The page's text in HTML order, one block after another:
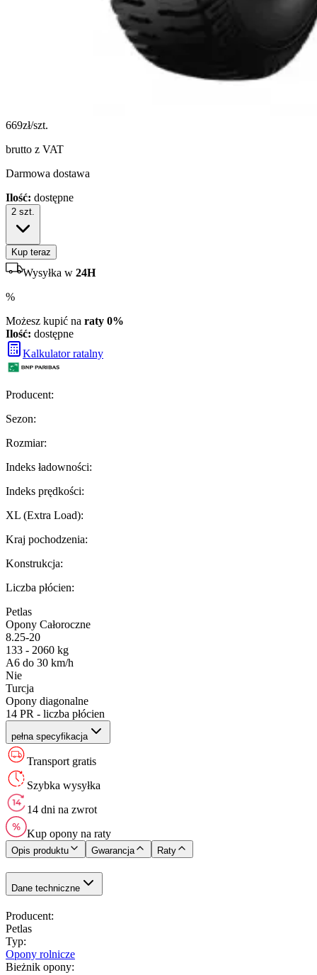
669zł/szt.
brutto z VAT
Darmowa dostawa
Ilość: dostępne
2 szt.
Kup teraz
Wysyłka w 24H
%
Możesz kupić na raty 0%
Ilość: dostępne
Kalkulator ratalny
Producent:
Sezon:
Rozmiar:
Indeks ładowności:
Indeks prędkości:
XL (Extra Load):
Kraj pochodzenia:
Konstrukcja:
Liczba płócien:
Petlas
Opony Całoroczne
8.25-20
133 - 2060 kg
A6 do 30 km/h
Nie
Turcja
Opony diagonalne
14 PR - liczba płócien
pełna specyfikacja
Transport gratis
Szybka wysyłka
14 dni na zwrot
Kup opony na raty
Opis produktu Gwarancja Raty
Dane techniczne
Producent:
Petlas
Typ:
Opony rolnicze
Bieżnik opony: